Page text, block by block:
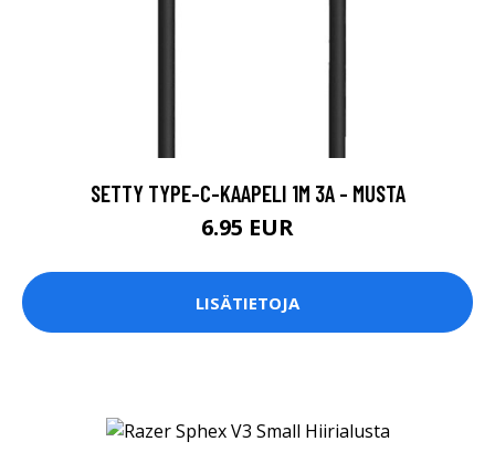
SETTY TYPE-C-KAAPELI 1M 3A - MUSTA
6.95 EUR
LISÄTIETOJA